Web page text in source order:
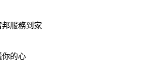
服務到家
你的心